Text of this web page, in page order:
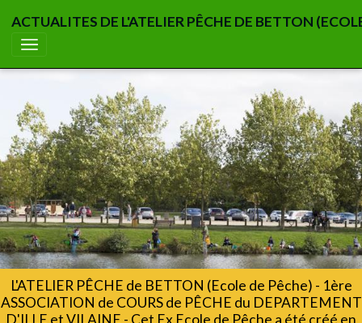
ACTUALITES DE L'ATELIER PÊCHE DE BETTON
L'ATELIER PÊCHE de BETTON (Ecole de Pêche) - 1ère
ASSOCIATION de COURS de PÊCHE du DEPARTEMENT
D'ILLE et VILAINE - Cet Ex Ecole de Pêche a été créé en